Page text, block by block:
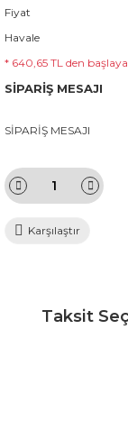
Fiyat
Havale
* 640,65 TL den
SİPARİŞ MESAJI
SİPARİŞ MESAJI
Karşılaştır
Taksit